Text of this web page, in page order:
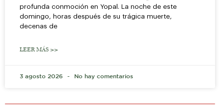
profunda conmoción en Yopal. La noche de este
domingo, horas después de su trágica muerte,
decenas de
LEER MÁS >>
3 agosto 2026 No hay comentarios